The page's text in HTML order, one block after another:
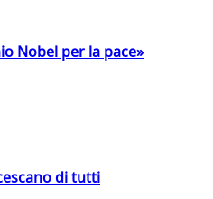
Nobel per la pace»
di tutti